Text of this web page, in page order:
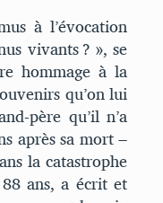
à l’évocation
vivants ? », se
hommage à la
qu’on lui
père qu’il n’a
après sa mort ‒
la catastrophe
ans, a écrit et